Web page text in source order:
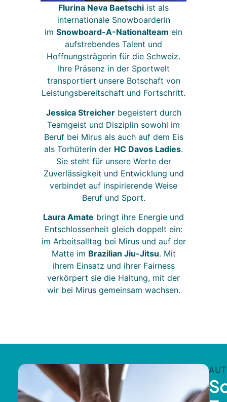
Flurina Neva Baetschi ist als
internationale Snowboarderin
im Snowboard-A-Nationalteam ein
aufstrebendes Talent und
Hoffnungsträgerin für die Schweiz.
Ihre Präsenz in der Sportwelt
transportiert unsere Botschaft von
Leistungsbereitschaft und Fortschritt.
Jessica Streicherbegeistert durch
Teamgeist und Disziplin sowohl im
Beruf bei Mirus als auch auf dem Eis
als Torhüterin der HC Davos Ladies.
Sie steht für unsere Werte der
Zuverlässigkeit und Entwicklung und
verbindet auf inspirierende Weise
Beruf und Sport.
Laura Amate bringt ihre Energie und
Entschlossenheit gleich doppelt ein:
im Arbeitsalltag bei Mirus und auf der
Matte im Brazilian Jiu-Jitsu. Mit
ihrem Einsatz und ihrer Fairness
verkörpert sie die Haltung, mit der
wir bei Mirus gemeinsam wachsen.